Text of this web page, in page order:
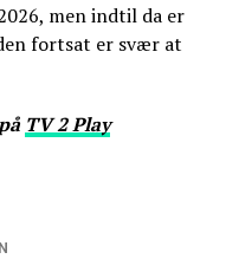
men indtil da er
fortsat er svær at
TV 2 Play